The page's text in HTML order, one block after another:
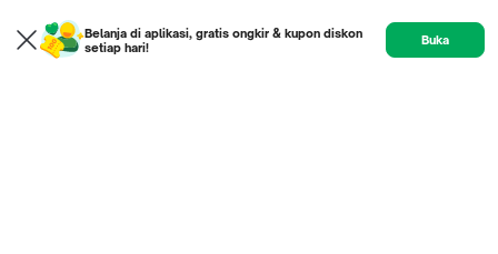
Belanja di aplikasi, gratis ongkir & kupon diskon
setiap hari!
Buka